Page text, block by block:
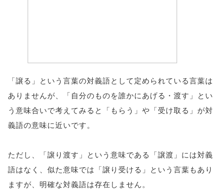
「譲る」という言葉の対義語として定められている言葉は
ありませんが、「自分のものを誰かにあげる・渡す」とい
う意味合いで考えてみると「もらう」や「受け取る」が対
義語の意味に近いです。
ただし、「譲り渡す」という意味である「譲渡」には対義
語はなく、似た意味では「譲り受ける」という言葉もあり
ますが、明確な対義語は存在しません。